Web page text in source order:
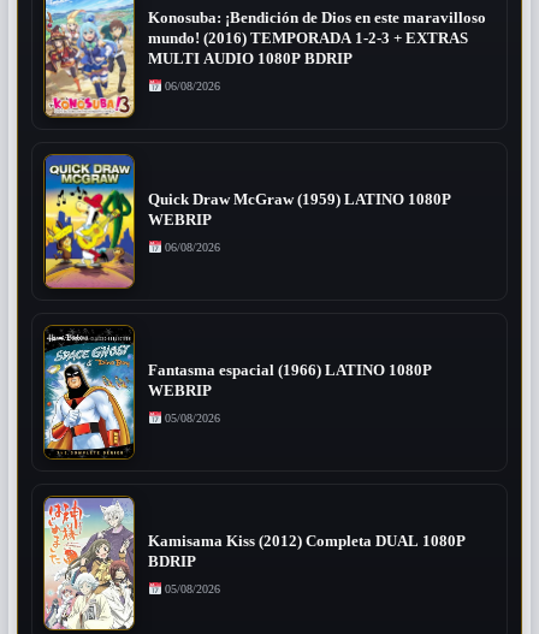
Konosuba: ¡Bendición de Dios en este maravilloso
mundo! (2016) TEMPORADA 1-2-3 + EXTRAS
MULTI AUDIO 1080P BDRIP
06/08/2026
Quick Draw McGraw (1959) LATINO 1080P
WEBRIP
06/08/2026
Fantasma espacial (1966) LATINO 1080P
WEBRIP
05/08/2026
Kamisama Kiss (2012) Completa DUAL 1080P
BDRIP
05/08/2026